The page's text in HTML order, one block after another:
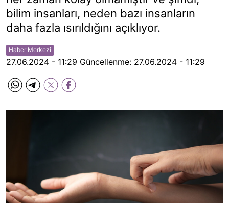
bilim insanları, neden bazı insanların
daha fazla ısırıldığını açıklıyor.
Haber Merkezi
27.06.2024 - 11:29 Güncellenme: 27.06.2024 - 11:29